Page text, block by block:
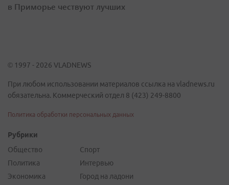
в Приморье чествуют лучших
© 1997 - 2026 VLADNEWS
При любом использовании материалов ссылка на vladnews.ru
обязательна. Коммерческий отдел 8 (423) 249-8800
Политика обработки персональных данных
Рубрики
Общество
Политика
Экономика
Спорт
Интервью
Город на ладони